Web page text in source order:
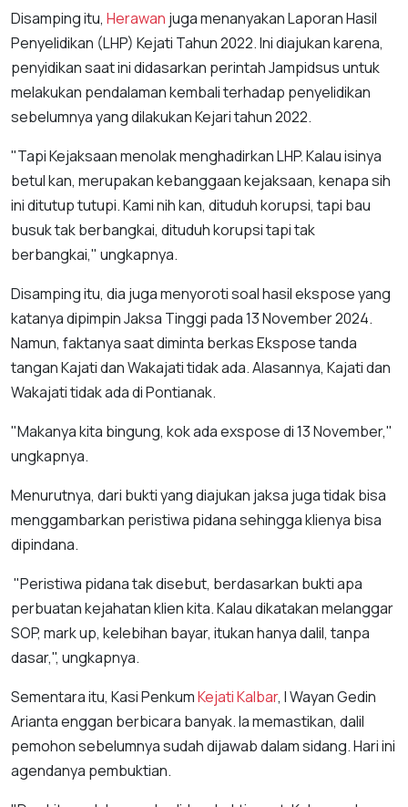
Disamping itu, Herawan juga menanyakan Laporan Hasil
Penyelidikan (LHP) Kejati Tahun 2022. Ini diajukan karena,
penyidikan saat ini didasarkan perintah Jampidsus untuk
melakukan pendalaman kembali terhadap penyelidikan
sebelumnya yang dilakukan Kejari tahun 2022.
"Tapi Kejaksaan menolak menghadirkan LHP. Kalau isinya
betul kan, merupakan kebanggaan kejaksaan, kenapa sih
ini ditutup tutupi. Kami nih kan, dituduh korupsi, tapi bau
busuk tak berbangkai, dituduh korupsi tapi tak
berbangkai," ungkapnya.
Disamping itu, dia juga menyoroti soal hasil ekspose yang
katanya dipimpin Jaksa Tinggi pada 13 November 2024.
Namun, faktanya saat diminta berkas Ekspose tanda
tangan Kajati dan Wakajati tidak ada. Alasannya, Kajati dan
Wakajati tidak ada di Pontianak.
"Makanya kita bingung, kok ada exspose di 13 November,"
ungkapnya.
Menurutnya, dari bukti yang diajukan jaksa juga tidak bisa
menggambarkan peristiwa pidana sehingga klienya bisa
dipindana.
"Peristiwa pidana tak disebut, berdasarkan bukti apa
perbuatan kejahatan klien kita. Kalau dikatakan melanggar
SOP, mark up, kelebihan bayar, itukan hanya dalil, tanpa
dasar,", ungkapnya.
Sementara itu, Kasi PenkumKejati Kalbar, I Wayan Gedin
Arianta enggan berbicara banyak. Ia memastikan, dalil
pemohon sebelumnya sudah dijawab dalam sidang. Hari ini
agendanya pembuktian.